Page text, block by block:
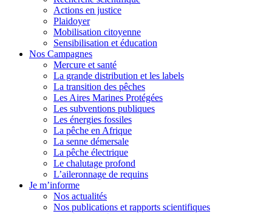
Actions en justice
Plaidoyer
Mobilisation citoyenne
Sensibilisation et éducation
Nos Campagnes
Mercure et santé
La grande distribution et les labels
La transition des pêches
Les Aires Marines Protégées
Les subventions publiques
Les énergies fossiles
La pêche en Afrique
La senne démersale
La pêche électrique
Le chalutage profond
L’aileronnage de requins
Je m’informe
Nos actualités
Nos publications et rapports scientifiques